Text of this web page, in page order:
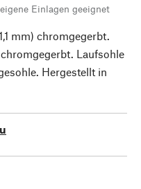
Einlagen geeignet
mm) chromgegerbt.
Laufsohle
Hergestellt in